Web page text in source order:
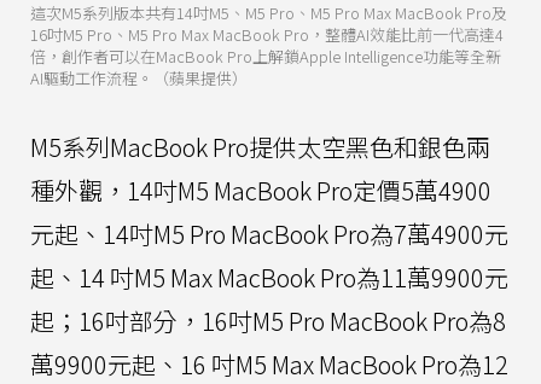
這次M5系列版本共有14吋M5、M5 Pro、M5 Pro Max MacBook Pro及
16吋M5 Pro、M5 Pro Max MacBook Pro，整體AI效能比前一代高達4
倍，創作者可以在MacBook Pro上解鎖Apple Intelligence功能等全新
AI驅動工作流程。（蘋果提供）
M5系列MacBook Pro提供太空黑色和銀色兩
種外觀，14吋M5 MacBook Pro定價5萬4900
元起、14吋M5 Pro MacBook Pro為7萬4900元
起、14 吋M5 Max MacBook Pro為11萬9900元
起；16吋部分，16吋M5 Pro MacBook Pro為8
萬9900元起、16 吋M5 Max MacBook Pro為12